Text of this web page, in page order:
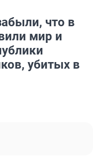
что в
мир и
убитых в